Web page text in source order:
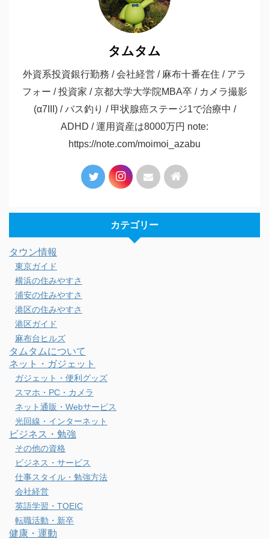
タムタム
外資系投資銀行勤務 / 会社経営 / 麻布十番在住 / アラ
フォー / 投資家 / 京都大学大学院MBA卒 / カメラ撮影
(α7III) / バス釣り / 甲状腺癌ステージ1で治療中 /
ADHD / 運用資産は8000万円 note:
https://note.com/moimoi_azabu
カテゴリー
タウン情報
東京ガイド
横浜の住みやすさ
浦安の住みやすさ
港区の住みやすさ
港区ガイド
麻布台ヒルズ
タムタムについて
ネット・ガジェット
ガジェット・便利グッズ
スマホ・PC・カメラ
ネット通販・Webサービス
光回線・インターネット
ビジネス・勉強
その他の資格
ビジネス・サービス
仕事スタイル・勉強方法
会社経営
英語学習・TOEIC
転職活動・新卒
健康・運動